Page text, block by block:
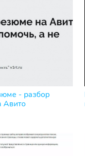
- разбор
Авито